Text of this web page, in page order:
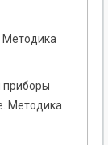
Методика
приборы
Методика